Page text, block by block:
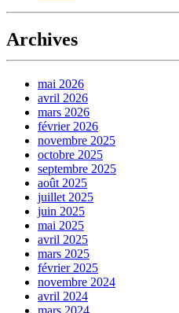
Archives
mai 2026
avril 2026
mars 2026
février 2026
novembre 2025
octobre 2025
septembre 2025
août 2025
juillet 2025
juin 2025
mai 2025
avril 2025
mars 2025
février 2025
novembre 2024
avril 2024
mars 2024